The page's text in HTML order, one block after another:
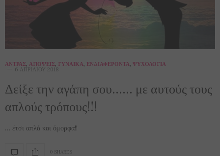
ΆΝΤΡΑΣ, ΑΠΌΨΕΙΣ, ΓΥΝΑΊΚΑ, ΕΝΔΙΑΦΈΡΟΝΤΑ, ΨΥΧΟΛΟΓΊΑ
6 ΑΠΡΙΛΊΟΥ 2018
Δείξε την αγάπη σου…… με αυτούς τους
απλούς τρόπους!!!
… έτσι απλά και όμορφα!!
0 SHARES